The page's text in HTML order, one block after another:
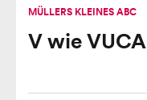
MÜLLERS KLEINES ABC
V wie VUCA